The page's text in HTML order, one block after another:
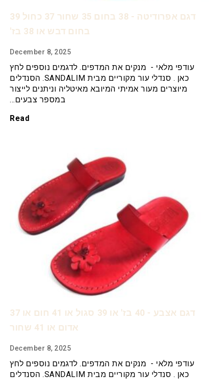
דגם אפרודיטה - 38 בחום 35 שחור 37 כחול 39
בחום דבש או 38 בז'
December 8, 2025
עודפי מלאי - מנקים את המדפים. לדגמים נוספים לחץ
כאן . סנדלי עור מקוריים מבית SANDALIM. הסנדלים
מיוצרים מעור אמיתי המיובא מאיטליה וניתנים לייצור
במספר צבעים…
Read
דגם אצבע - 40 בז' או 39 סגול או 41 חום או 37
אדום או 41 שחור
December 8, 2025
עודפי מלאי - מנקים את המדפים. לדגמים נוספים לחץ
כאן . סנדלי עור מקוריים מבית SANDALIM. הסנדלים